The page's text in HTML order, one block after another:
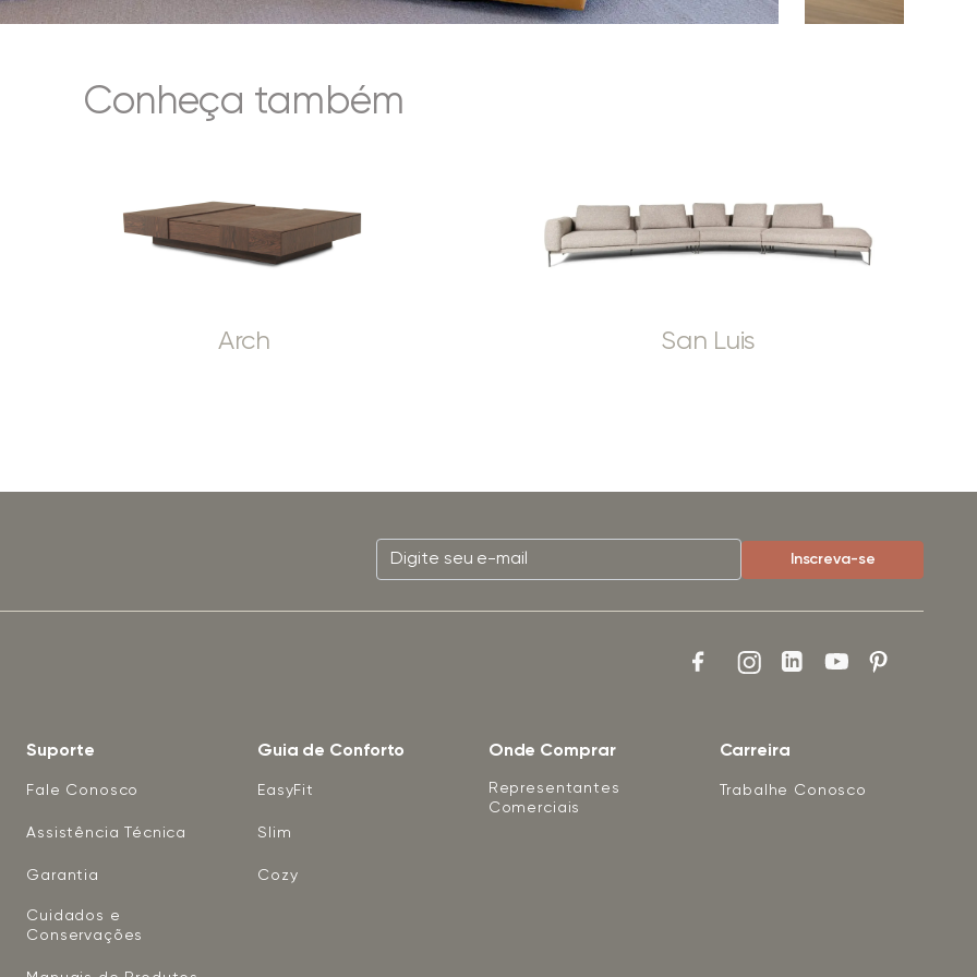
Conheça também
Arch San Luis
Suporte
Fale Conosco
Assistência Técnica
Garantia
Cuidados e
Conservações
Guia de Conforto
EasyFit
Slim
Cozy
Onde Comprar
Representantes
Comerciais
Carreira
Trabalhe Conosco